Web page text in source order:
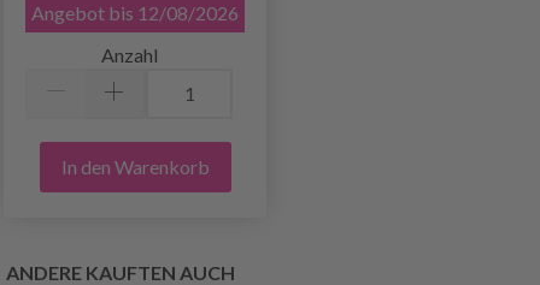
Angebot bis 12/08/2026
Anzahl
In den Warenkorb
ANDERE KAUFTEN AUCH